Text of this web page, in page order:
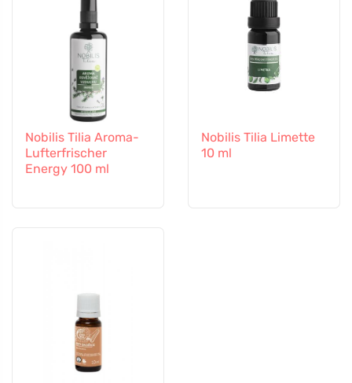
Nobilis Tilia Aroma-
Lufterfrischer
Energy 100 ml
Nobilis Tilia Limette
10 ml